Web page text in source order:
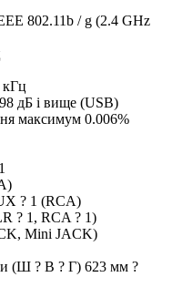
802.11b / g (2.4 GHz
кГц
дБ і вище (USB)
максимум 0.006%
? 1 (RCA)
? 1, RCA ? 1)
Mini JACK)
(Ш ? В ? Г) 623 мм ?